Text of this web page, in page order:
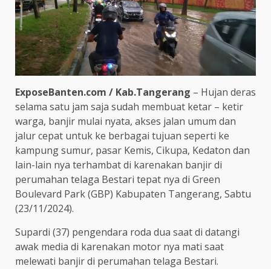
ExposeBanten.com / Kab.Tangerang – Hujan deras
selama satu jam saja sudah membuat ketar – ketir
warga, banjir mulai nyata, akses jalan umum dan
jalur cepat untuk ke berbagai tujuan seperti ke
kampung sumur, pasar Kemis, Cikupa, Kedaton dan
lain-lain nya terhambat di karenakan banjir di
perumahan telaga Bestari tepat nya di Green
Boulevard Park (GBP) Kabupaten Tangerang, Sabtu
(23/11/2024).
Supardi (37) pengendara roda dua saat di datangi
awak media di karenakan motor nya mati saat
melewati banjir di perumahan telaga Bestari.